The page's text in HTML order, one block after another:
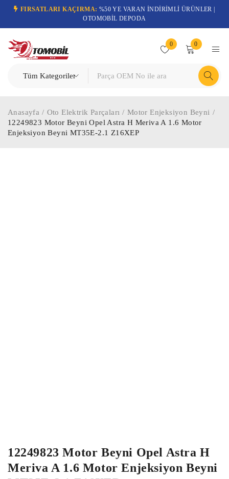
FIRSATLARI KAÇIRMA: %50 YE VARAN İNDİRİMLİ ÜRÜNLER |
OTOMOBİL DEPODA
0 0
Anasayfa / Oto Elektrik Parçaları / Motor Enjeksiyon Beyni /
12249823 Motor Beyni Opel Astra H Meriva A 1.6 Motor
Enjeksiyon Beyni MT35E-2.1 Z16XEP
12249823 Motor Beyni Opel Astra H
Meriva A 1.6 Motor Enjeksiyon Beyni